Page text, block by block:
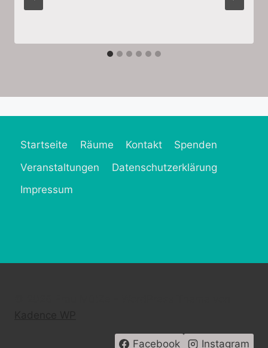
Startseite Räume Kontakt
Spenden
Veranstaltungen
Datenschutzerklärung
Impressum
Facebook Instagram